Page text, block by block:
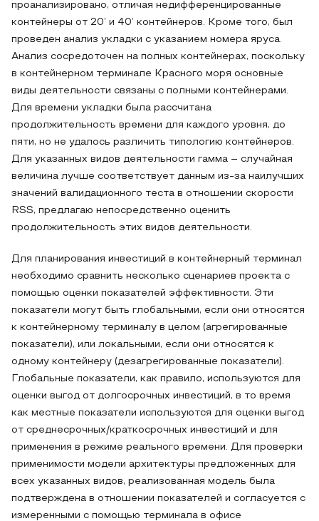
проанализировано, отличая недифференцированные
контейнеры от 20’ и 40’ контейнеров. Кроме того, был
проведен анализ укладки с указанием номера яруса.
Анализ сосредоточен на полных контейнерах, поскольку
в контейнерном терминале Красного моря основные
виды деятельности связаны с полными контейнерами.
Для времени укладки была рассчитана
продолжительность времени для каждого уровня, до
пяти, но не удалось различить типологию контейнеров.
Для указанных видов деятельности гамма – случайная
величина лучше соответствует данным из-за наилучших
значений валидационного теста в отношении скорости
RSS, предлагаю непосредственно оценить
продолжительность этих видов деятельности.
Для планирования инвестиций в контейнерный терминал
необходимо сравнить несколько сценариев проекта с
помощью оценки показателей эффективности. Эти
показатели могут быть глобальными, если они относятся
к контейнерному терминалу в целом (агрегированные
показатели), или локальными, если они относятся к
одному контейнеру (дезагрегированные показатели).
Глобальные показатели, как правило, используются для
оценки выгод от долгосрочных инвестиций, в то время
как местные показатели используются для оценки выгод
от среднесрочных/краткосрочных инвестиций и для
применения в режиме реального времени. Для проверки
применимости модели архитектуры предложенных для
всех указанных видов, реализованная модель была
подтверждена в отношении показателей и согласуется с
измеренными с помощью терминала в офисе